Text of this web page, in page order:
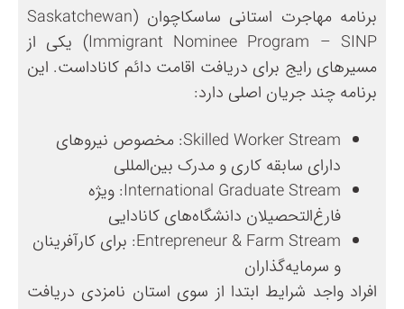
برنامه مهاجرت استانی ساسکاچوان (Saskatchewan
Immigrant Nominee Program – SINP) یکی از
مسیرهای رایج برای دریافت اقامت دائم کاناداست. این
برنامه چند جریان اصلی دارد:
Skilled Worker Stream: مخصوص نیروهای
دارای سابقه کاری و مدرک بین‌المللی
International Graduate Stream: ویژه
فارغ‌التحصیلان دانشگاه‌های کانادایی
Entrepreneur & Farm Stream: برای کارآفرینان
و سرمایه‌گذاران
افراد واجد شرایط ابتدا از سوی استان نامزدی دریافت